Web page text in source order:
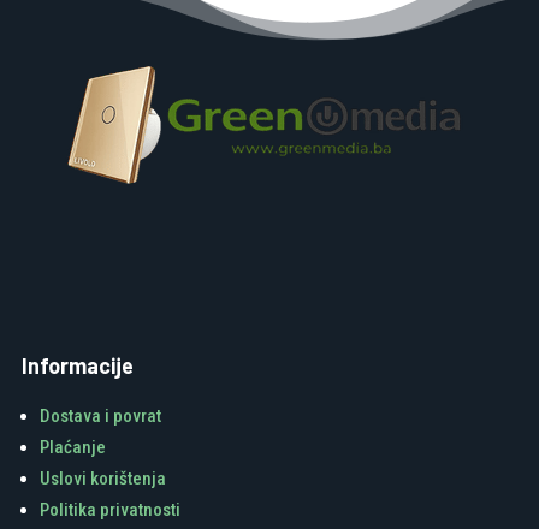
Informacije
Dostava i povrat
Plaćanje
Uslovi korištenja
Politika privatnosti